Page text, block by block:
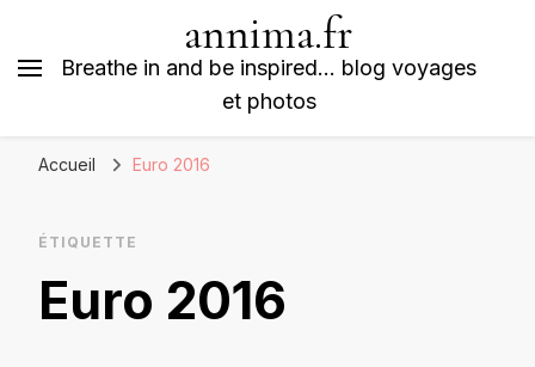
annima.fr
Breathe in and be inspired… blog voyages
et photos
Accueil Euro 2016
ÉTIQUETTE
Euro 2016